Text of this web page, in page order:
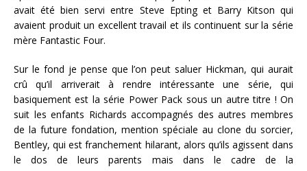
avait été bien servi entre Steve Epting et Barry Kitson qui
avaient produit un excellent travail et ils continuent sur la série
mère Fantastic Four.
Sur le fond je pense que l’on peut saluer Hickman, qui aurait
crû qu’il arriverait à rendre intéressante une série, qui
basiquement est la série Power Pack sous un autre titre ! On
suit les enfants Richards accompagnés des autres membres
de la future fondation, mention spéciale au clone du sorcier,
Bentley, qui est franchement hilarant, alors qu’ils agissent dans
le dos de leurs parents mais dans le cadre de la